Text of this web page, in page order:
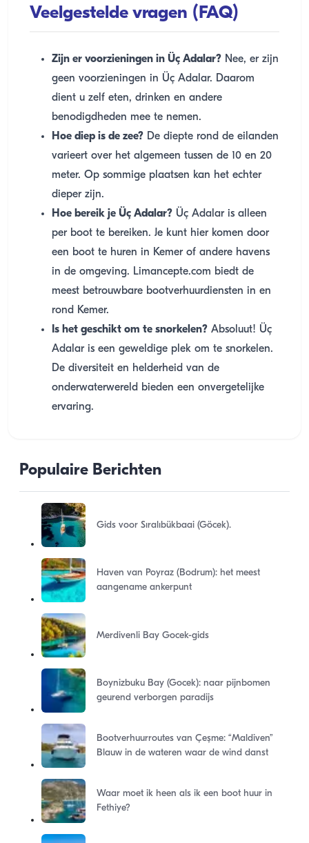
Veelgestelde vragen (FAQ)
Zijn er voorzieningen in Üç Adalar? Nee, er zijn
geen voorzieningen in Üç Adalar. Daarom
dient u zelf eten, drinken en andere
benodigdheden mee te nemen.
Hoe diep is de zee? De diepte rond de eilanden
varieert over het algemeen tussen de 10 en 20
meter. Op sommige plaatsen kan het echter
dieper zijn.
Hoe bereik je Üç Adalar? Üç Adalar is alleen
per boot te bereiken. Je kunt hier komen door
een boot te huren in Kemer of andere havens
in de omgeving. Limancepte.com biedt de
meest betrouwbare bootverhuurdiensten in en
rond Kemer.
Is het geschikt om te snorkelen? Absoluut! Üç
Adalar is een geweldige plek om te snorkelen.
De diversiteit en helderheid van de
onderwaterwereld bieden een onvergetelijke
ervaring.
Populaire Berichten
Gids voor Sıralıbükbaai (Göcek).
Haven van Poyraz (Bodrum): het meest
aangename ankerpunt
Merdivenli Bay Gocek-gids
Boynizbuku Bay (Gocek): naar pijnbomen
geurend verborgen paradijs
Bootverhuurroutes van Çeşme: “Maldiven”
Blauw in de wateren waar de wind danst
Waar moet ik heen als ik een boot huur in
Fethiye?